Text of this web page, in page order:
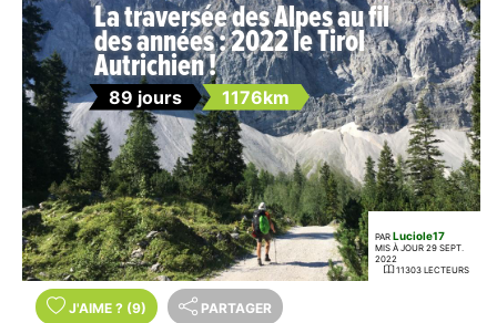
La traversée des Alpes au fil
des années : 2022 le Tirol
Autrichien !
89 jours 1176km
PAR Luciole17
MIS À JOUR 29 SEPT.
2022
11303 LECTEURS
J'AIME ? (9) PARTAGER